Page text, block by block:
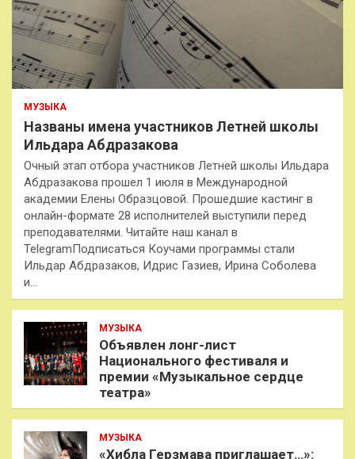
МУЗЫКА
Названы имена участников Летней школы
Ильдара Абдразакова
Очный этап отбора участников Летней школы Ильдара
Абдразакова прошел 1 июля в Международной
академии Елены Образцовой. Прошедшие кастинг в
онлайн-формате 28 исполнителей выступили перед
преподавателями. Читайте наш канал в
TelegramПодписаться Коучами программы стали
Ильдар Абдразаков, Идрис Газиев, Ирина Соболева
и…
МУЗЫКА
Объявлен лонг-лист
Национального фестиваля и
премии «Музыкальное сердце
театра»
МУЗЫКА
«Хибла Герзмава приглашает…»: